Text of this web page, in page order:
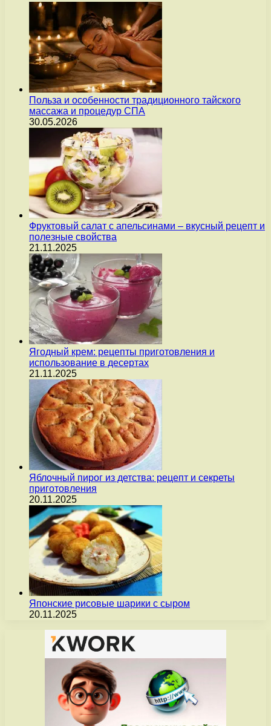
Польза и особенности традиционного тайского
массажа и процедур СПА
30.05.2026
Фруктовый салат с апельсинами – вкусный рецепт и
полезные свойства
21.11.2025
Ягодный крем: рецепты приготовления и
использование в десертах
21.11.2025
Яблочный пирог из детства: рецепт и секреты
приготовления
20.11.2025
Японские рисовые шарики с сыром
20.11.2025